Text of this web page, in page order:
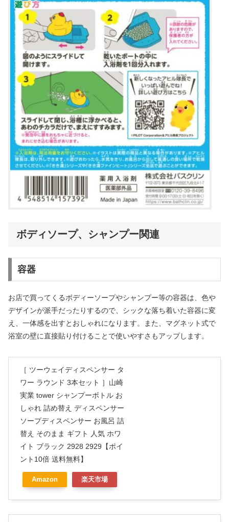
ボディソープ、シャンプー関連
容器
お店で買ってくるボディーソープやシャンプー等の容器は、色や
デザインが派手だったりするので、シックな落ち着いた容器に変
え、一体感を出すとおしゃれになります。また、マグネット式で
浴室の壁に直接貼り付けることで使いやすさもアップします。
［ ツーウェイディスペンサー タ
ワー ラウンド 3本セット ］山崎
実業 tower シャンプーボトル お
しゃれ 詰め替え ディスペンサー
ソープディスペンサー お風呂 詰
替え そのまま ギフト 人気 ホワ
イト ブラック 2928 2929【ポイ
ント10倍 送料無料】
Amazon 楽天市場